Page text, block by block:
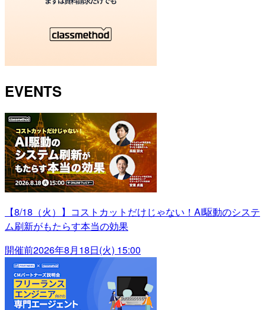
EVENTS
【8/18（火）】コストカットだけじゃない！AI駆動のシステ
ム刷新がもたらす本当の効果
開催前2026年8月18日(火) 15:00